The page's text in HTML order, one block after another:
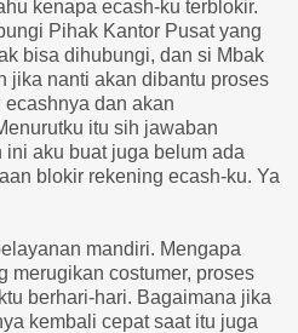
kenapa ecash-ku terblokir.
Pihak Kantor Pusat yang
bisa dihubungi, dan si Mbak
jika nanti akan dibantu proses
dan akan
itu sih jawaban
aku buat juga belum ada
blokir rekening ecash-ku. Ya
mandiri. Mengapa
merugikan costumer, proses
berhari-hari. Bagaimana jika
kembali cepat saat itu juga